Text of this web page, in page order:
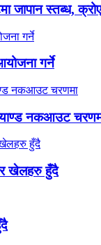
जापान स्तब्ध,
गर्ने
नकआउट
खेलहरु हुँदै